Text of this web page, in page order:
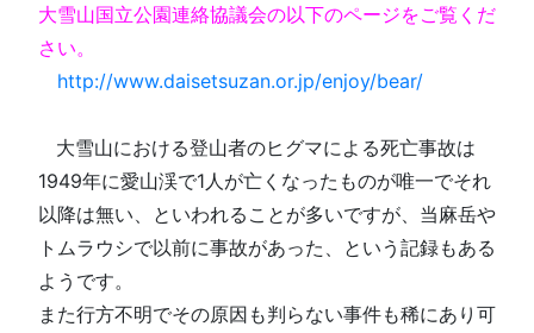
大雪山国立公園連絡協議会の以下のページをご覧くだ
さい。
http://www.daisetsuzan.or.jp/enjoy/bear/
大雪山における登山者のヒグマによる死亡事故は
1949年に愛山渓で1人が亡くなったものが唯一でそれ
以降は無い、といわれることが多いですが、当麻岳や
トムラウシで以前に事故があった、という記録もある
ようです。
また行方不明でその原因も判らない事件も稀にあり可